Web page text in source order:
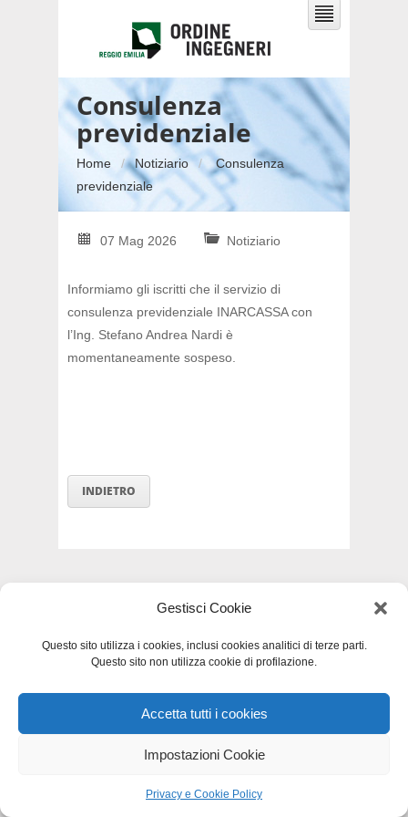
Gestisci Cookie
Questo sito utilizza i cookies, inclusi cookies analitici di terze parti.
Questo sito non utilizza cookie di profilazione.
Accetta tutti i cookies
Impostazioni Cookie
Privacy e Cookie Policy
Consulenza
previdenziale
Home Notiziario
Consulenza
previdenziale
07 Mag 2026 Notiziario
Informiamo gli iscritti che il servizio di
consulenza previdenziale INARCASSA con
l’Ing. Stefano Andrea Nardi è
momentaneamente sospeso.
INDIETRO
accessibilità-Mappa del sito